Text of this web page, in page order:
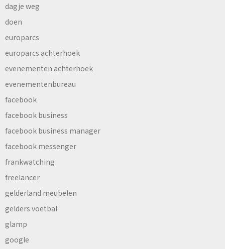
dagje weg
doen
europarcs
europarcs achterhoek
evenementen achterhoek
evenementenbureau
facebook
facebook business
facebook business manager
facebook messenger
frankwatching
freelancer
gelderland meubelen
gelders voetbal
glamp
google